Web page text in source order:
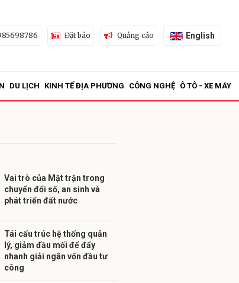
Đặt báo Quảng cáo English
DU LỊCH KINH TẾ ĐỊA PHƯƠNG CÔNG NGHỆ Ô TÔ - XE MÁY
Vai trò của Mặt trận trong
chuyển đổi số, an sinh và
phát triển đất nước
Tái cấu trúc hệ thống quản
lý, giảm đầu mối để đẩy
nhanh giải ngân vốn đầu tư
công